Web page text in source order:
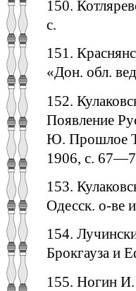
150.
с.
151.
«Дон. обл.
152.
Появление
Ю. Прошлое
1906, с.
153.
Одесск. о-ве
154.
Брокгауза и
155. Ногин